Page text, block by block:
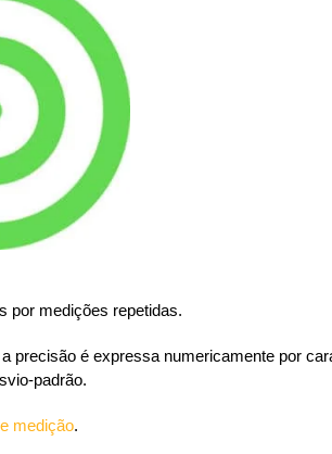
por medições repetidas.
precisão é expressa numericamente por
padrão.
medição.